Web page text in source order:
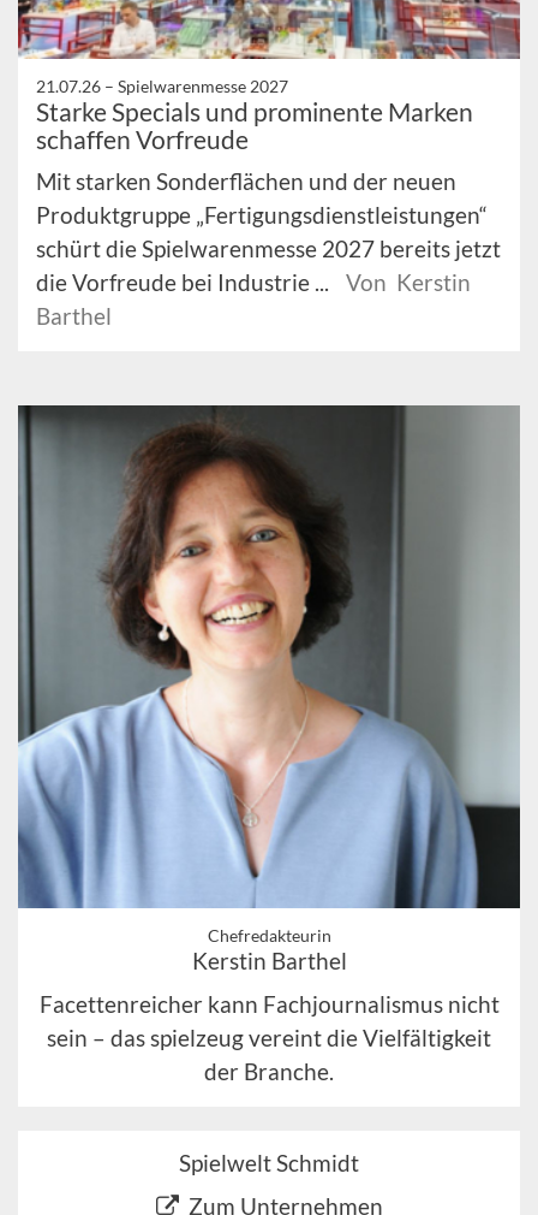
21.07.26 – Spielwarenmesse 2027
Starke Specials und prominente Marken
schaffen Vorfreude
Mit starken Sonderflächen und der neuen
Produktgruppe „Fertigungsdienstleistungen“
schürt die Spielwarenmesse 2027 bereits jetzt
die Vorfreude bei Industrie ...
Von Kerstin
Barthel
Chefredakteurin
Kerstin Barthel
Facettenreicher kann Fachjournalismus nicht
sein – das spielzeug vereint die Vielfältigkeit
der Branche.
Spielwelt Schmidt
Zum Unternehmen